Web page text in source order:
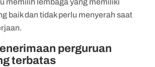
memilih lembaga yang memiliki
baik dan tidak perlu menyerah saat
perguruan
terbatas